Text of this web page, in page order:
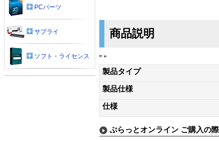
商品説明
” “
製品タイプ
製品仕様
仕様
ぷらっとオンライン ご購入の
PCパーツ
サプライ
ソフト・ライセンス